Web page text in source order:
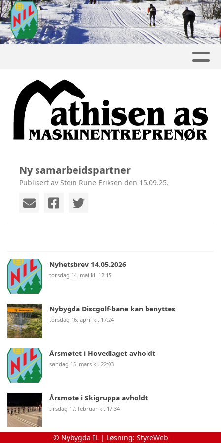
Ny samarbeidspartner
Publisert av Stein Rune Eriksen den 15.09.25.
Nyhetsbrev 14.05.2026
torsdag 14. mai kl. 12:15
Nybygda Discgolf-bane kan benyttes
torsdag 16. april kl. 17:24
Årsmøtet i Hovedlaget avholdt
søndag 15. mars kl. 22:03
Årsmøte i Skigruppa avholdt
tirsdag 17. februar kl. 17:34
© Nybygda IL | Løsning: StyreWeb